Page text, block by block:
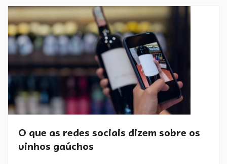
O que as redes sociais dizem sobre os
vinhos gaúchos